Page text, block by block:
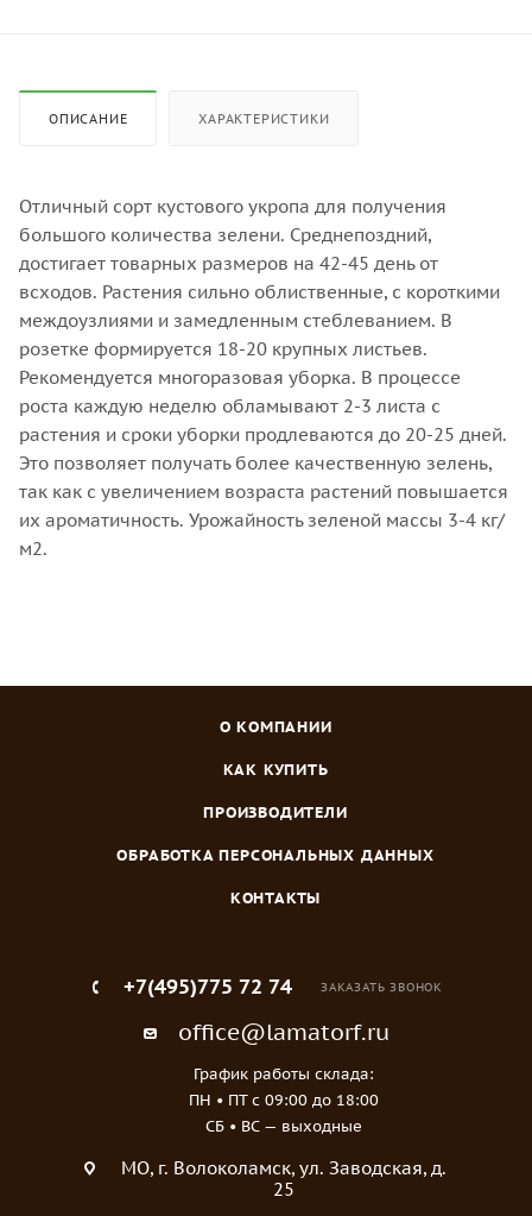
ОПИСАНИЕ ХАРАКТЕРИСТИКИ
Отличный сорт кустового укропа для получения
большого количества зелени. Среднепоздний,
достигает товарных размеров на 42-45 день от
всходов. Растения сильно облиственные, с короткими
междоузлиями и замедленным стеблеванием. В
розетке формируется 18-20 крупных листьев.
Рекомендуется многоразовая уборка. В процессе
роста каждую неделю обламывают 2-3 листа с
растения и сроки уборки продлеваются до 20-25 дней.
Это позволяет получать более качественную зелень,
так как с увеличением возраста растений повышается
их ароматичность. Урожайность зеленой массы 3-4 кг/
м2.
О КОМПАНИИ
КАК КУПИТЬ
ПРОИЗВОДИТЕЛИ
ОБРАБОТКА ПЕРСОНАЛЬНЫХ ДАННЫХ
КОНТАКТЫ
+7(495)775 72 74 ЗАКАЗАТЬ ЗВОНОК
office@lamatorf.ru
График работы склада:
ПН • ПТ c 09:00 до 18:00
СБ • ВС — выходные
МO, г. Волоколамск, ул. Заводская, д.
25